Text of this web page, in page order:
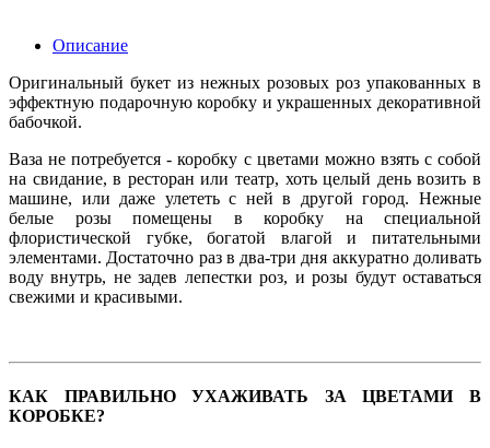
Описание
Оригинальный букет из нежных розовых роз упакованных в
эффектную подарочную коробку и украшенных декоративной
бабочкой.
Ваза не потребуется - коробку с цветами можно взять с собой
на свидание, в ресторан или театр, хоть целый день возить в
машине, или даже улететь с ней в другой город. Нежные
белые розы помещены в коробку на специальной
флористической губке, богатой влагой и питательными
элементами. Достаточно раз в два-три дня аккуратно доливать
воду внутрь, не задев лепестки роз, и розы будут оставаться
свежими и красивыми.
КАК ПРАВИЛЬНО УХАЖИВАТЬ ЗА ЦВЕТАМИ В
КОРОБКЕ?